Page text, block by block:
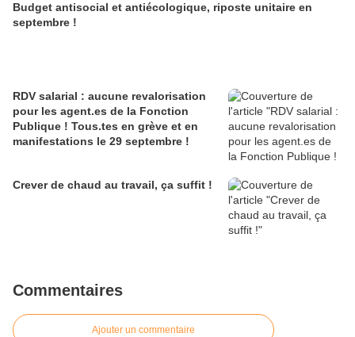
Budget antisocial et antiécologique, riposte unitaire en
septembre !
RDV salarial : aucune revalorisation
pour les agent.es de la Fonction
Publique ! Tous.tes en grève et en
manifestations le 29 septembre !
Crever de chaud au travail, ça suffit !
Commentaires
Ajouter un commentaire